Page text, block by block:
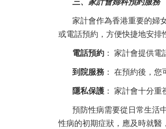
家計會作為香港重要的婦
或電話預約，方便快捷地安排
電話預約 ： 家計會提供
到院服務 ： 在預約後，
隱私保護 ： 家計會十分
預防性病需要從日常生活
性病的初期症狀，應及時就